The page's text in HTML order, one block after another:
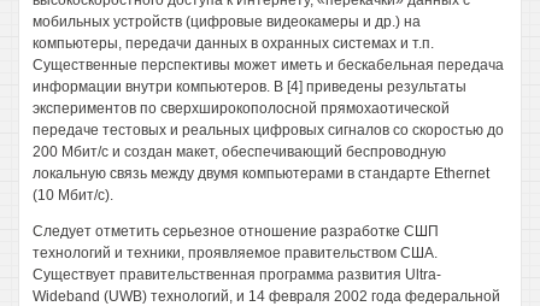
мобильных устройств (цифровые видеокамеры и др.) на
компьютеры, передачи данных в охранных системах и т.п.
Существенные перспективы может иметь и бескабельная передача
информации внутри компьютеров. В [4] приведены результаты
экспериментов по сверхширокополосной прямохаотической
передаче тестовых и реальных цифровых сигналов со скоростью до
200 Мбит/с и создан макет, обеспечивающий беспроводную
локальную связь между двумя компьютерами в стандарте Ethernet
(10 Мбит/с).
Следует отметить серьезное отношение разработке СШП
технологий и техники, проявляемое правительством США.
Существует правительственная программа развития Ultra-
Wideband (UWB) технологий, и 14 февраля 2002 года федеральной